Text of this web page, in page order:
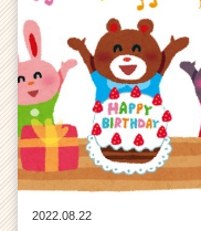
2022.08.22